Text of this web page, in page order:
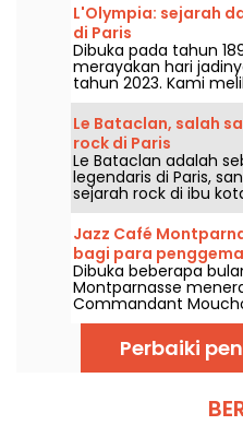
L'Olympia: sejarah
di Paris
Dibuka pada tahun
merayakan hari
tahun 2023. Kami
tempat konser dan
Paris ini, yang telah
orang seperti Edith
Barbara dan Johnny
Holiday, The Beatles,
Le Bataclan, salah
rock di Paris
Le Bataclan adalah
legendaris di Paris,
sejarah rock di ibu
arrondissement ke-
tetap menjadi ikon
musik Paris.
Jazz Café
bagi para
Dibuka beberapa
Montparnasse
Commandant
neon berwarna
dan makanan enak
Perbaiki